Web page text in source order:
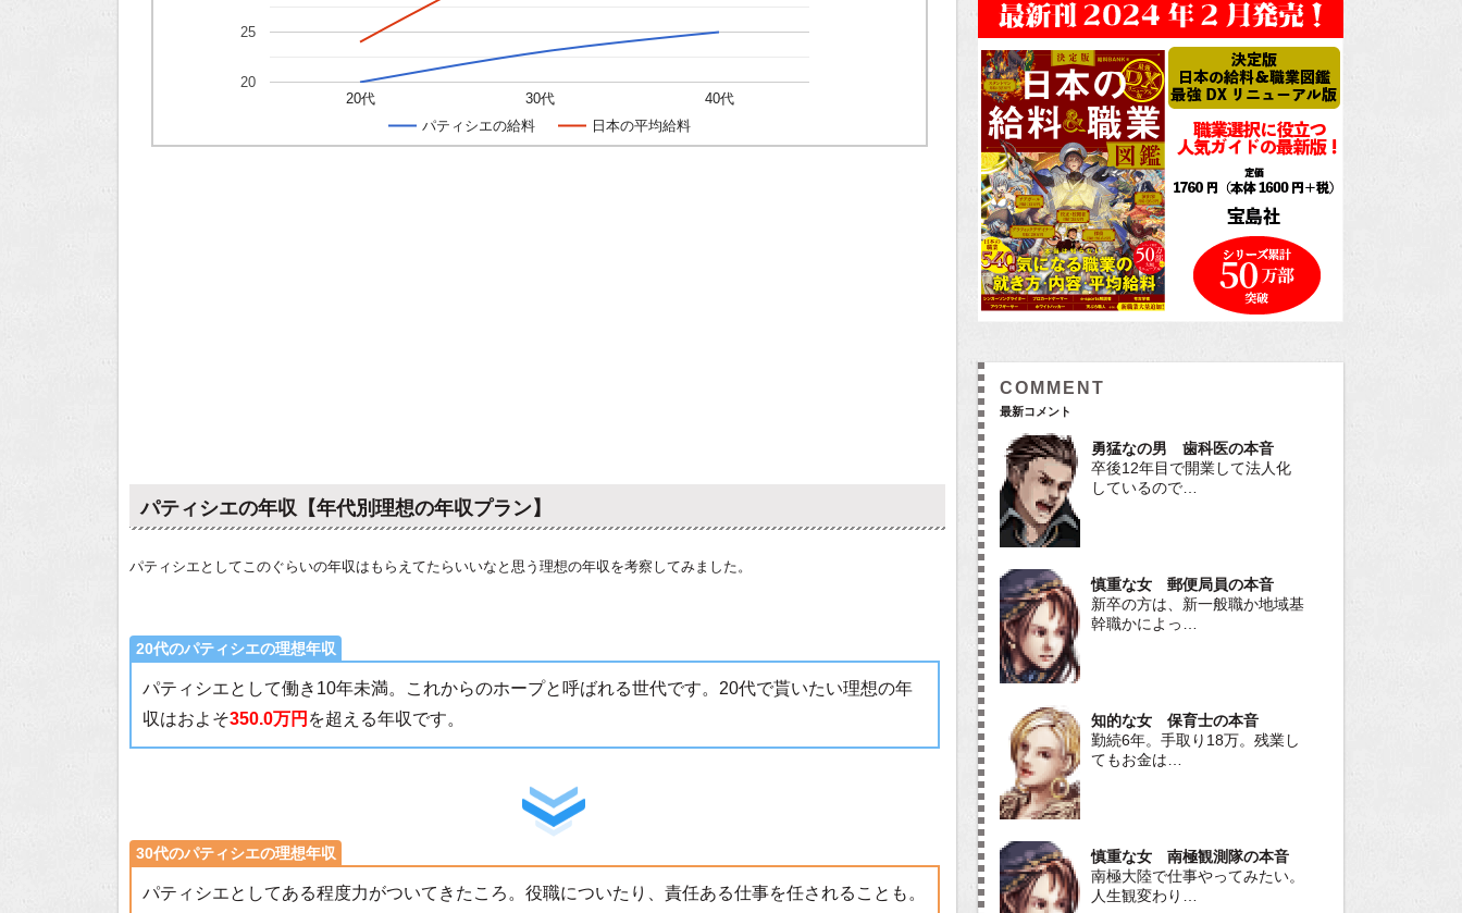
パティシエの給料 日本の平均給料
20代 30代 40代
20
25
パティシエの年収【年代別理想の年収プラン】
パティシエとしてこのぐらいの年収はもらえてたらいいなと思う理想の年収を考察してみました。
20代のパティシエの理想年収
パティシエとして働き10年未満。これからのホープと呼ばれる世代です。20代で貰いたい理想の年
収はおよそ350.0万円 を超える年収です。
30代のパティシエの理想年収
パティシエとしてある程度力がついてきたころ。役職についたり、責任ある仕事を任されることも。
COMMENT
最新コメント
勇猛なの男 歯科医の本音
卒後12年目で開業して法人化
しているので…
慎重な女 郵便局員の本音
新卒の方は、新一般職か地域基
幹職かによっ…
知的な女 保育士の本音
勤続6年。手取り18万。残業し
てもお金は…
慎重な女 南極観測隊の本音
南極大陸で仕事やってみたい。
人生観変わり…